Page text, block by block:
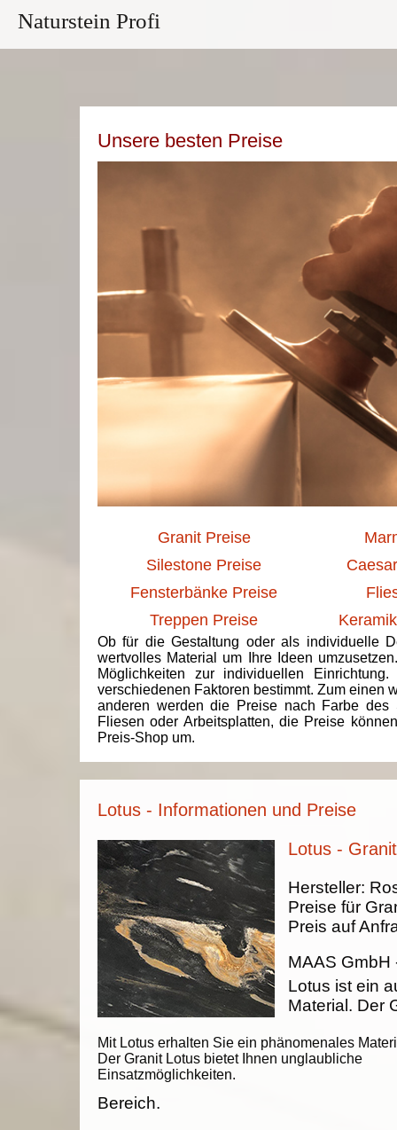
Naturstein Profi
Unsere besten Preise
Granit Preise
Silestone Preise
Fensterbänke Preise
Treppen Preise
Ob für die Gestaltung oder als individuelle
wertvolles Material um Ihre Ideen
Möglichkeiten zur individuellen
verschiedenen Faktoren bestimmt. Zum einen
anderen werden die Preise nach Farbe des
Fliesen oder Arbeitsplatten, die Preise
Preis-Shop um.
Lotus - Informationen und Preise
Lotus - Granit
Mit Lotus erhalten Sie ein phänomenales
Der Granit Lotus bietet Ihnen unglaubliche
Einsatzmöglichkeiten.
Hersteller:
Preise für
Preis auf
MAAS GmbH
Lotus ist ein
Material. Der
Bereich.